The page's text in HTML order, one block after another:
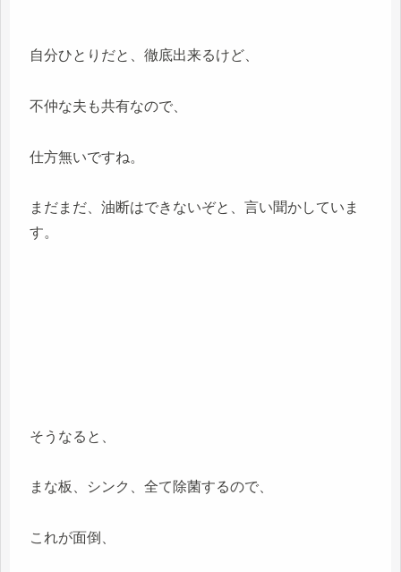
自分ひとりだと、徹底出来るけど、
不仲な夫も共有なので、
仕方無いですね。
まだまだ、油断はできないぞと、言い聞かしていま
す。
そうなると、
まな板、シンク、全て除菌するので、
これが面倒、